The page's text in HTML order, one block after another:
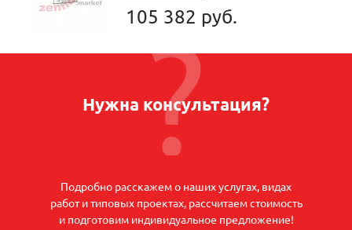
105 382 руб.
Нужна консультация?
Подробно расскажем о наших услугах, видах
работ и типовых проектах, рассчитаем стоимость
и подготовим индивидуальное предложение!